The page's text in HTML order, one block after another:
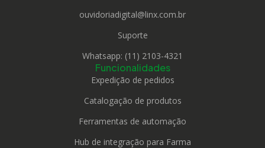
ouvidoriadigital@linx.com.br
Suporte
Whatsapp: (11) 2103-4321
Funcionalidades
Expedição de pedidos
Catalogação de produtos
Ferramentas de automação
Hub de integração para Farma